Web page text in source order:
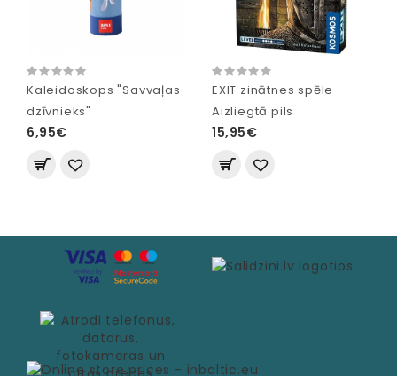
Kaleidoskops "Savvaļas
dzīvnieks"
6,95€
EXIT zinātnes spēle
Aizliegtā pils
15,95€